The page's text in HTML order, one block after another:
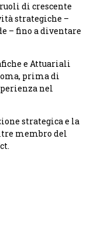
di crescente
strategiche –
– fino a diventare
e Attuariali
prima di
nel
strategica e la
membro del